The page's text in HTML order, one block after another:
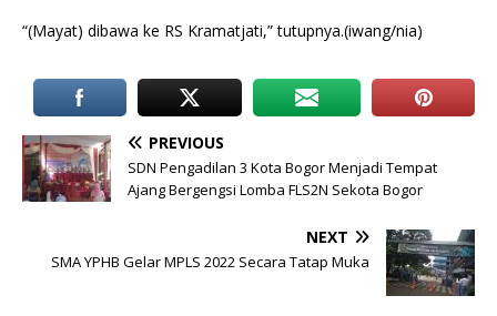
“(Mayat) dibawa ke RS Kramatjati,” tutupnya.(iwang/nia)
PREVIOUS
SDN Pengadilan 3 Kota Bogor Menjadi Tempat
Ajang Bergengsi Lomba FLS2N Sekota Bogor
NEXT
SMA YPHB Gelar MPLS 2022 Secara Tatap Muka